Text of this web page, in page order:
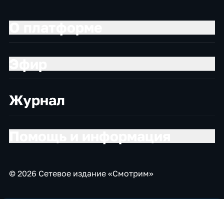
Журнал
© 2026 Сетевое издание «Смотрим»